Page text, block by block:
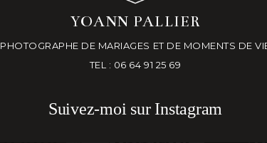
YOANN PALLIER
PHOTOGRAPHE DE MARIAGES ET DE MOMENTS DE
TEL : 06 64 91 25 69
Suivez-moi sur Instagram